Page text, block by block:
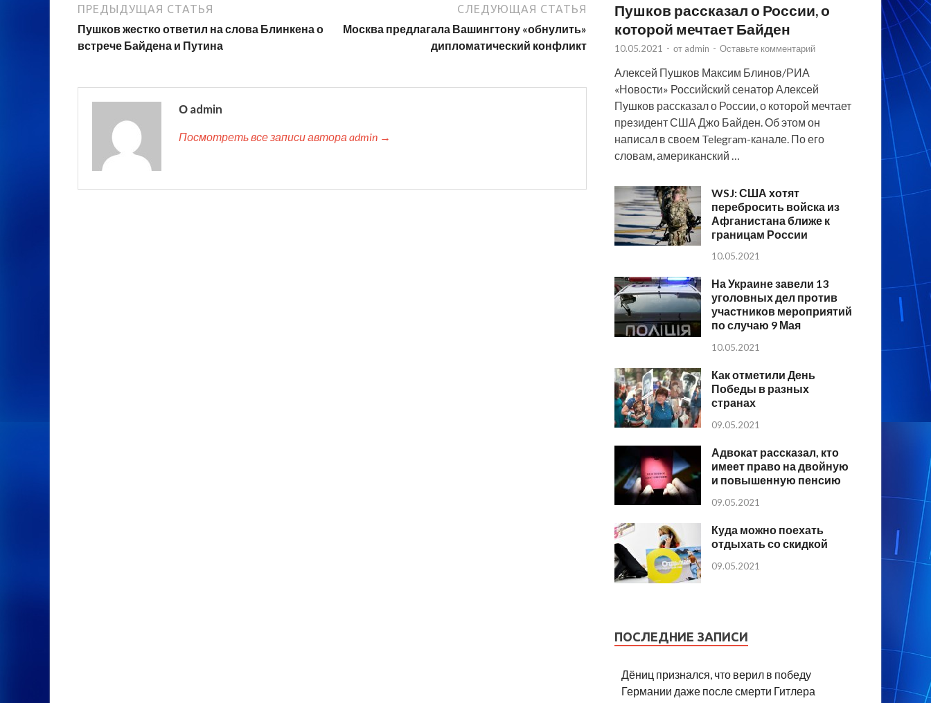
ПРЕДЫДУЩАЯ СТАТЬЯ
Пушков жестко ответил на слова Блинкена о
встрече Байдена и Путина
СЛЕДУЮЩАЯ СТАТЬЯ
Москва предлагала Вашингтону «обнулить»
дипломатический конфликт
О admin
Посмотреть все записи автора admin →
Пушков рассказал о России, о
которой мечтает Байден
10.05.2021 - от admin - Оставьте комментарий
Алексей Пушков Максим Блинов/РИА
«Новости» Российский сенатор Алексей
Пушков рассказал о России, о которой мечтает
президент США Джо Байден. Об этом он
написал в своем Telegram-канале. По его
словам, американский …
WSJ: США хотят
перебросить войска из
Афганистана ближе к
границам России
10.05.2021
На Украине завели 13
уголовных дел против
участников мероприятий
по случаю 9 Мая
10.05.2021
Как отметили День
Победы в разных
странах
09.05.2021
Адвокат рассказал, кто
имеет право на двойную
и повышенную пенсию
09.05.2021
Куда можно поехать
отдыхать со скидкой
09.05.2021
ПОСЛЕДНИЕ ЗАПИСИ
Дёниц признался, что верил в победу
Германии даже после смерти Гитлера